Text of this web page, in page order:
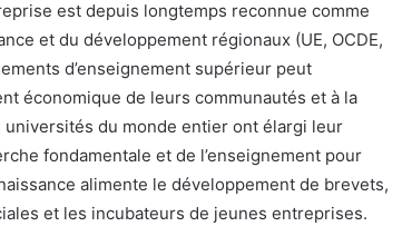
est depuis longtemps reconnue comme
et du développement régionaux (UE, OCDE,
d’enseignement supérieur peut
économique de leurs communautés et à la
du monde entier ont élargi leur
fondamentale et de l’enseignement pour
alimente le développement de brevets,
et les incubateurs de jeunes entreprises.